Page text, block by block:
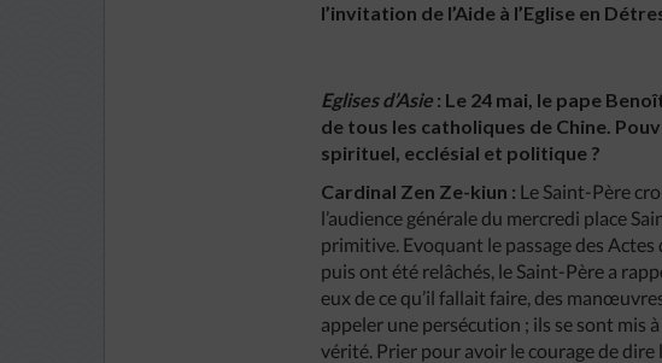
l’invitation de l’Aide à l’Eglise en
Eglises d’Asie : Le 24 mai, le pape
de tous les catholiques de Chine.
spirituel, ecclésial et politique ?
Cardinal Zen Ze-kiun : Le Saint-Père
l’audience générale du mercredi place
primitive. Evoquant le passage des
puis ont été relâchés, le Saint-Père a
eux de ce qu’il fallait faire, des
appeler une persécution ; ils se sont mis
vérité. Prier pour avoir le courage de